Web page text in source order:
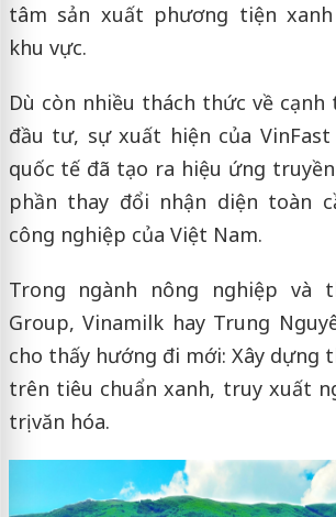
tâm sản xuất phương tiện
khu vực.
Dù còn nhiều thách thức về
đầu tư, sự xuất hiện của
quốc tế đã tạo ra hiệu ứng
phần thay đổi nhận diện toàn
công nghiệp của Việt Nam.
Trong ngành nông nghiệp và
Group, Vinamilk hay Trung
cho thấy hướng đi mới: Xây dựng
trên tiêu chuẩn xanh, truy xuất
trị văn hóa.